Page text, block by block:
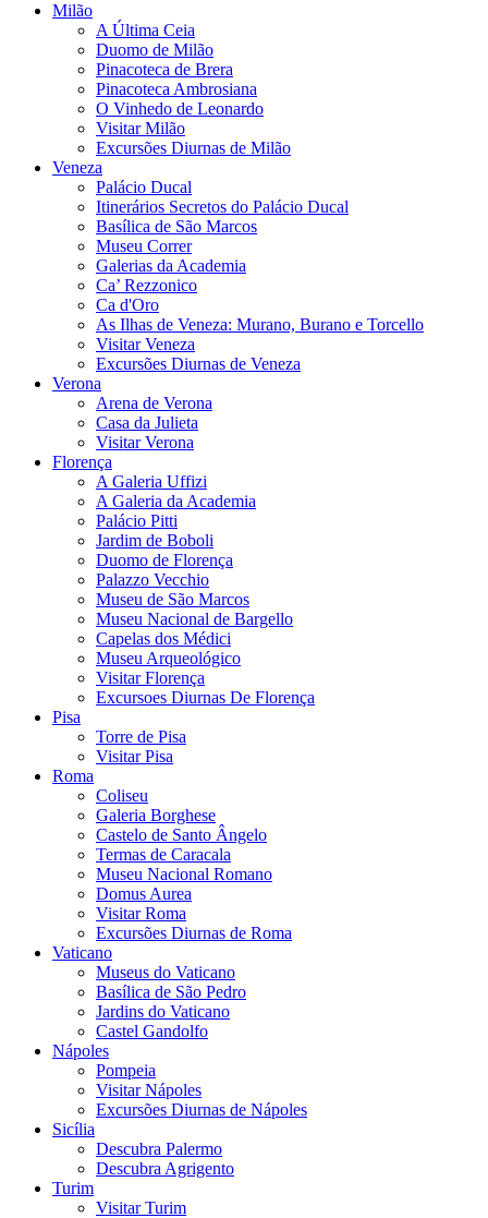
Milão
A Última Ceia
Duomo de Milão
Pinacoteca de Brera
Pinacoteca Ambrosiana
O Vinhedo de Leonardo
Visitar Milão
Excursões Diurnas de Milão
Veneza
Palácio Ducal
Itinerários Secretos do Palácio Ducal
Basílica de São Marcos
Museu Correr
Galerias da Academia
Ca’ Rezzonico
Ca d'Oro
As Ilhas de Veneza: Murano, Burano e Torcello
Visitar Veneza
Excursões Diurnas de Veneza
Verona
Arena de Verona
Casa da Julieta
Visitar Verona
Florença
A Galeria Uffizi
A Galeria da Academia
Palácio Pitti
Jardim de Boboli
Duomo de Florença
Palazzo Vecchio
Museu de São Marcos
Museu Nacional de Bargello
Capelas dos Médici
Museu Arqueológico
Visitar Florença
Excursoes Diurnas De Florença
Pisa
Torre de Pisa
Visitar Pisa
Roma
Coliseu
Galeria Borghese
Castelo de Santo Ângelo
Termas de Caracala
Museu Nacional Romano
Domus Aurea
Visitar Roma
Excursões Diurnas de Roma
Vaticano
Museus do Vaticano
Basílica de São Pedro
Jardins do Vaticano
Castel Gandolfo
Nápoles
Pompeia
Visitar Nápoles
Excursões Diurnas de Nápoles
Sicília
Descubra Palermo
Descubra Agrigento
Turim
Visitar Turim